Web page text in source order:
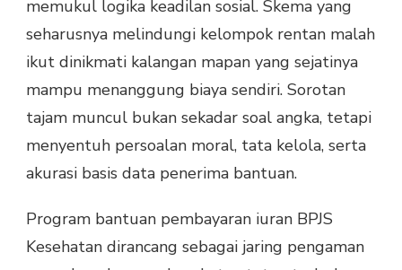
memukul logika keadilan sosial. Skema yang
seharusnya melindungi kelompok rentan malah
ikut dinikmati kalangan mapan yang sejatinya
mampu menanggung biaya sendiri. Sorotan
tajam muncul bukan sekadar soal angka, tetapi
menyentuh persoalan moral, tata kelola, serta
akurasi basis data penerima bantuan.
Program bantuan pembayaran iuran BPJS
Kesehatan dirancang sebagai jaring pengaman